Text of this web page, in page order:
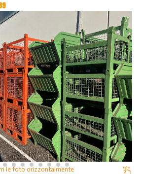
le foto orizzontalmente